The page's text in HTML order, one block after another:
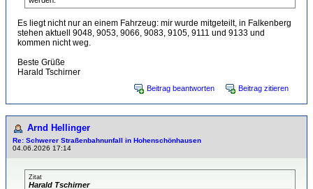
Es liegt nicht nur an einem Fahrzeug: mir wurde mitgeteilt, in Falkenberg
stehen aktuell 9048, 9053, 9066, 9083, 9105, 9111 und 9133 und
kommen nicht weg.
Beste Grüße
Harald Tschirner
Beitrag beantworten Beitrag zitieren
Arnd Hellinger
Re: Schwerer Straßenbahnunfall in Hohenschönhausen
04.06.2026 17:14
Zitat
Harald Tschirner